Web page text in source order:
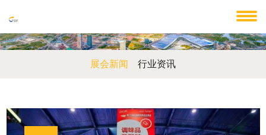
展会新闻 行业资讯